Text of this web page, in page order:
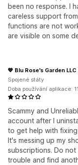
been no response. I
careless support
functions are not
are visible on some
Scammy and
account after I
to get help with
It's messing up my
subscriptions. Do not
trouble and find
💙 Blu Rose's Garden LLC
Spojené státy
Doba používání aplikace: